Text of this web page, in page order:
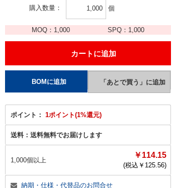
購入数量 個
MOQ： 1,000 SPQ： 1,000
ポイント： 1ポイント(1%還元)
送料： 送料無料でお届けします
1,000個以上
￥114.15
(税込￥ 125.56)
納期・仕様・代替品のお問合せ